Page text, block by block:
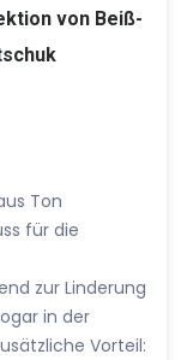
von Beiß-
Ton
für die
zur Linderung
in der
Vorteil: